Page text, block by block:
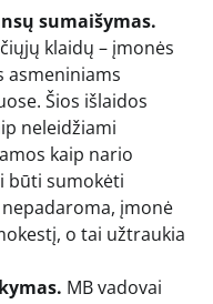
sumaišymas.
klaidų – įmonės
asmeniniams
Šios išlaidos
neleidžiami
kaip nario
būti sumokėti
įmonė
o tai užtraukia
MB vadovai